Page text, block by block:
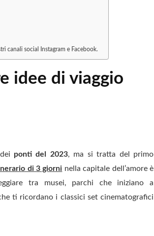
canali social Instagram e Facebook.
idee di viaggio
ponti del 2023, ma si tratta del primo
di 3 giorni nella capitale dell’amore è
tra musei, parchi che iniziano a
ti ricordano i classici set cinematografici